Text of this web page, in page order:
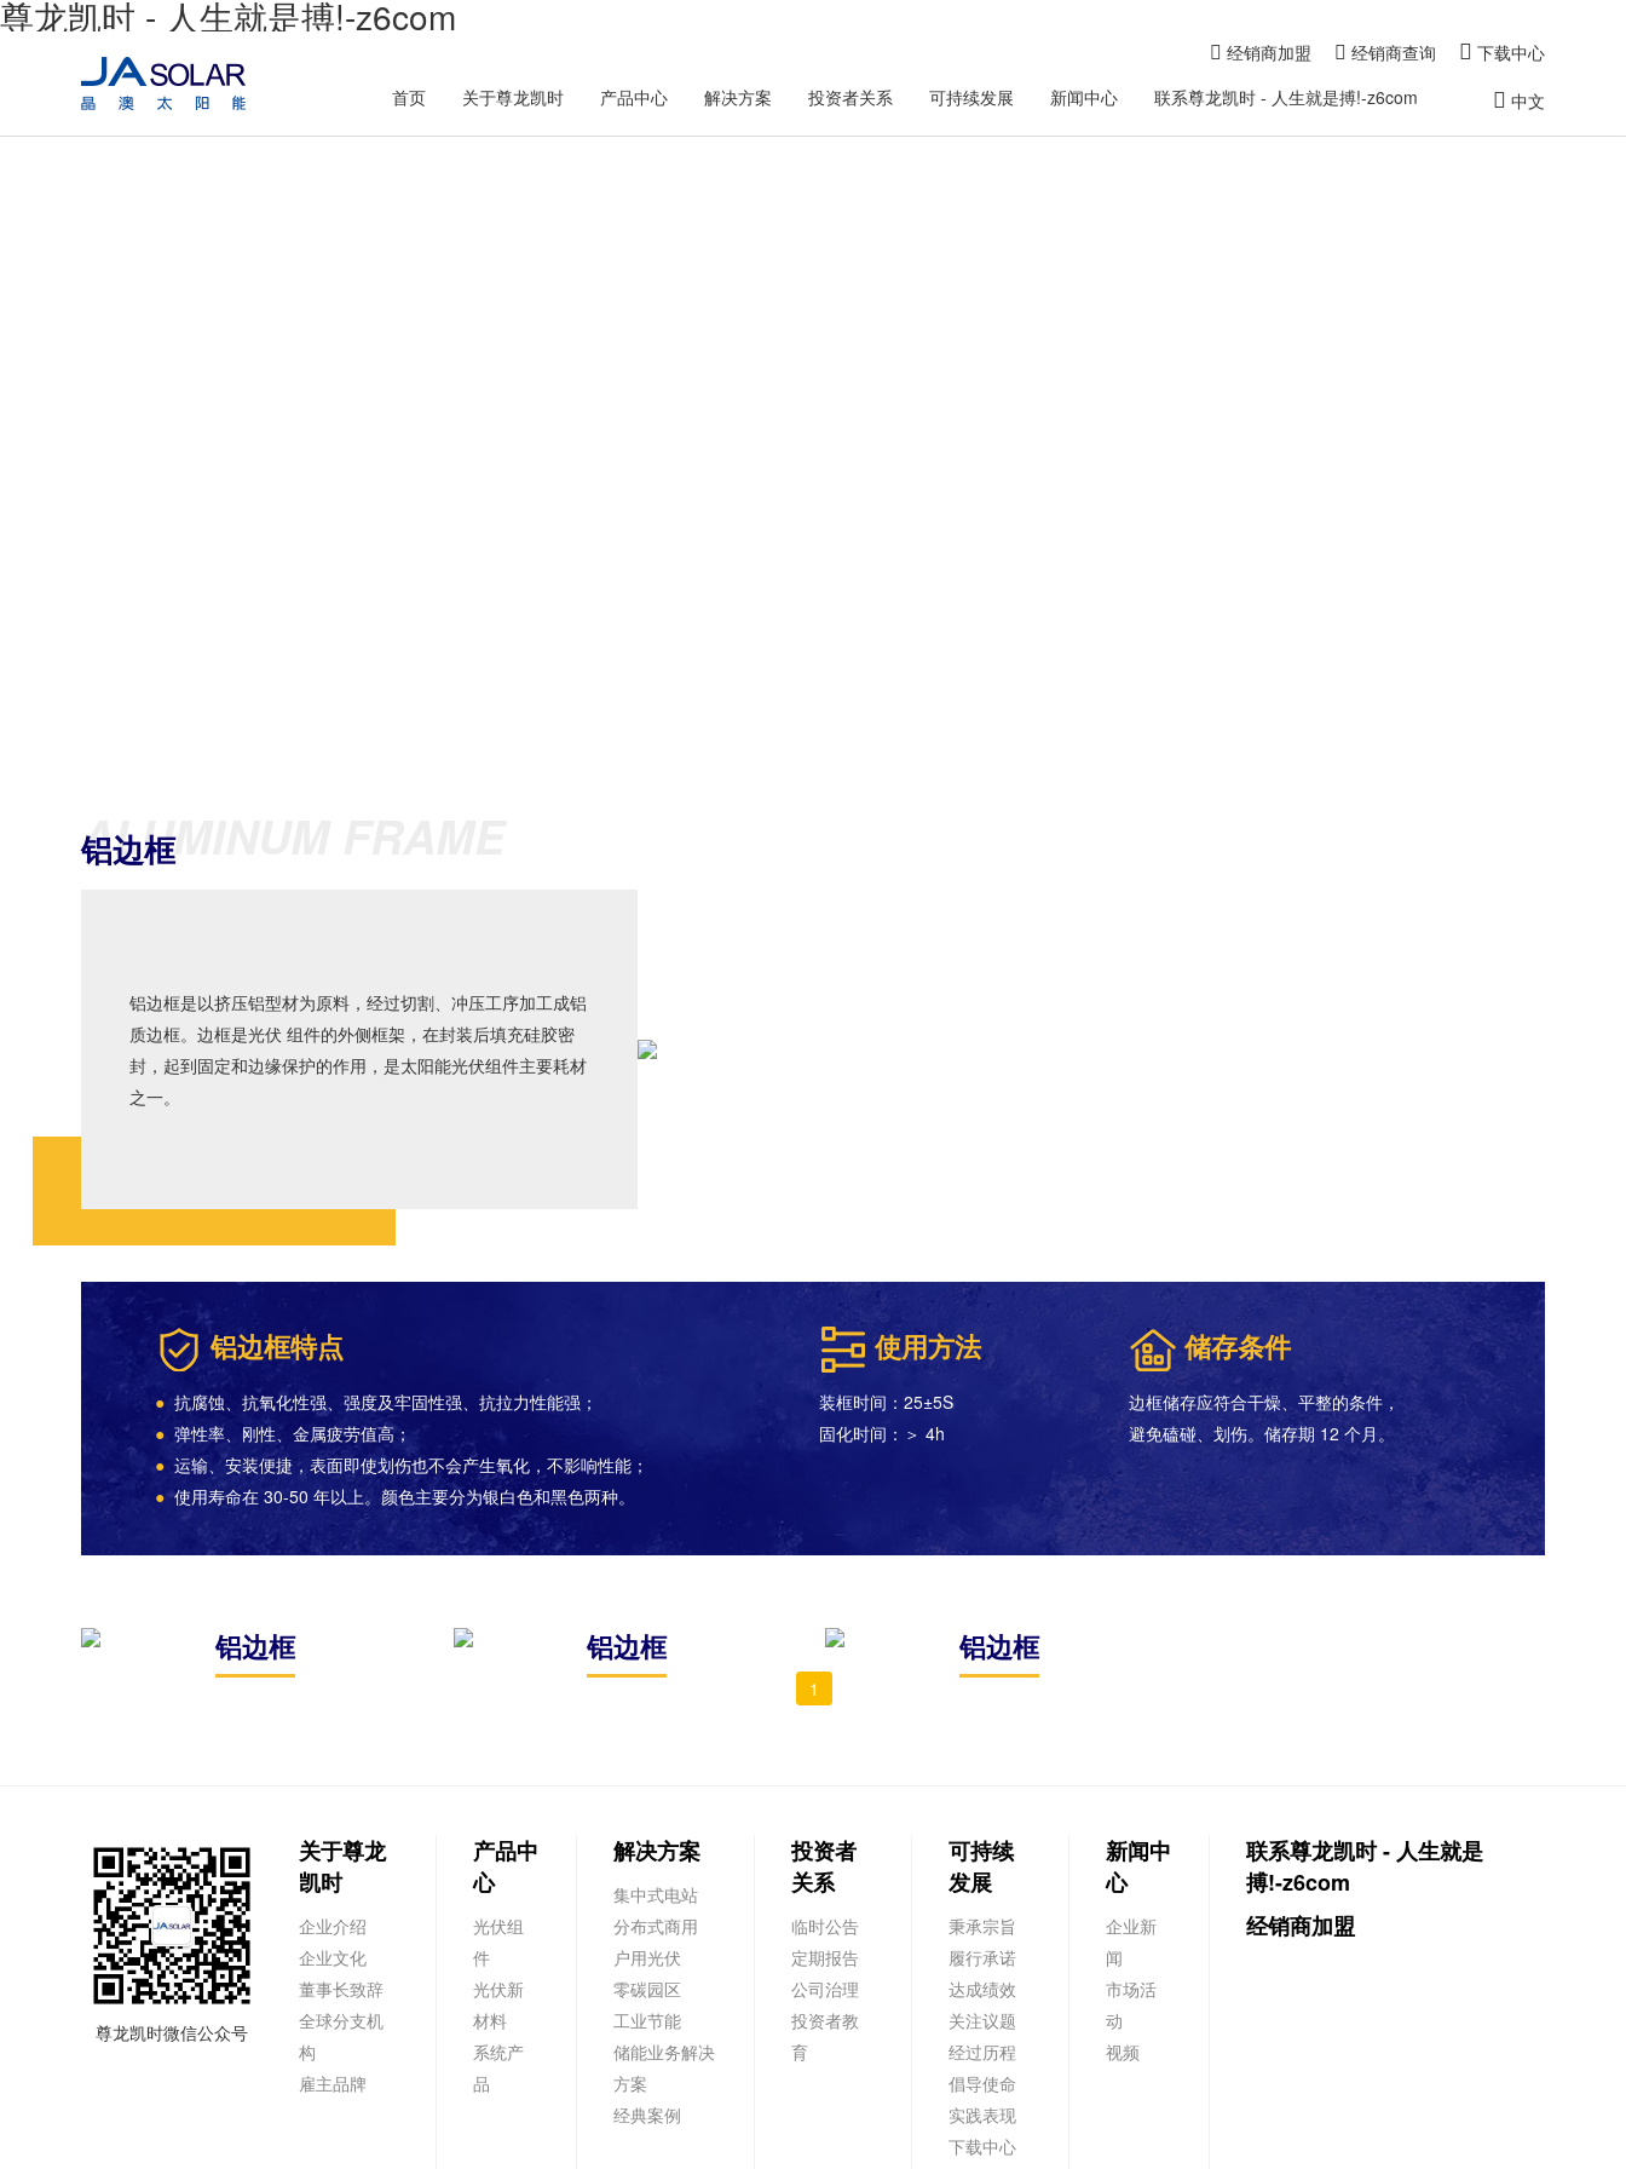
尊龙凯时 - 人生就是搏!-z6com
经销商加盟 经销商查询
下载中心
首页
关于尊龙凯时 产品中心 解决方案 投资者关系 可持续发展 新闻中心 联系尊龙凯时 - 人生就是搏!-z6com 中文
ALUMINUM FRAME
铝边框
铝边框是以挤压铝型材为原料，经过切割、冲压工序加工成铝
质边框。边框是光伏 组件的外侧框架，在封装后填充硅胶密
封，起到固定和边缘保护的作用，是太阳能光伏组件主要耗材
之一。
铝边框特点
● 抗腐蚀、抗氧化性强、强度及牢固性强、抗拉力性能强；
● 弹性率、刚性、金属疲劳值高；
● 运输、安装便捷，表面即使划伤也不会产生氧化，不影响性能；
● 使用寿命在 30-50 年以上。颜色主要分为银白色和黑色两种。
使用方法
装框时间：25±5S
固化时间：＞ 4h
储存条件
边框储存应符合干燥、平整的条件，
避免磕碰、划伤。储存期 12 个月。
铝边框 铝边框 铝边框
1
尊龙凯时微信公众号
关于尊龙
凯时
企业介绍
企业文化
董事长致辞
全球分支机
构
雇主品牌
产品中
心
光伏组
件
光伏新
材料
系统产
品
解决方案
集中式电站
分布式商用
户用光伏
零碳园区
工业节能
储能业务解决
方案
经典案例
投资者
关系
临时公告
定期报告
公司治理
投资者教
育
可持续
发展
秉承宗旨
履行承诺
达成绩效
关注议题
经过历程
倡导使命
实践表现
下载中心
新闻中
心
企业新
闻
市场活
动
视频
联系尊龙凯时 - 人生就是
搏!-z6com
经销商加盟